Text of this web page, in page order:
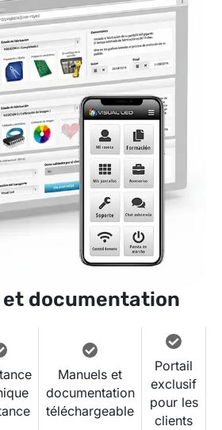
documentation
Manuels et
documentation
téléchargeable
Portail
exclusif
pour les
clients